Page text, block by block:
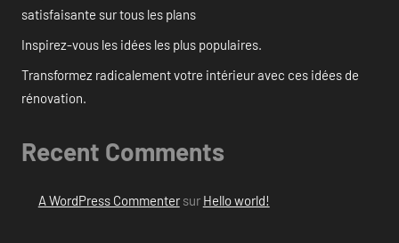
satisfaisante sur tous les plans
Inspirez-vous les idées les plus populaires.
Transformez radicalement votre intérieur avec ces idées de
rénovation.
Recent Comments
A WordPress Commentersur Hello world!